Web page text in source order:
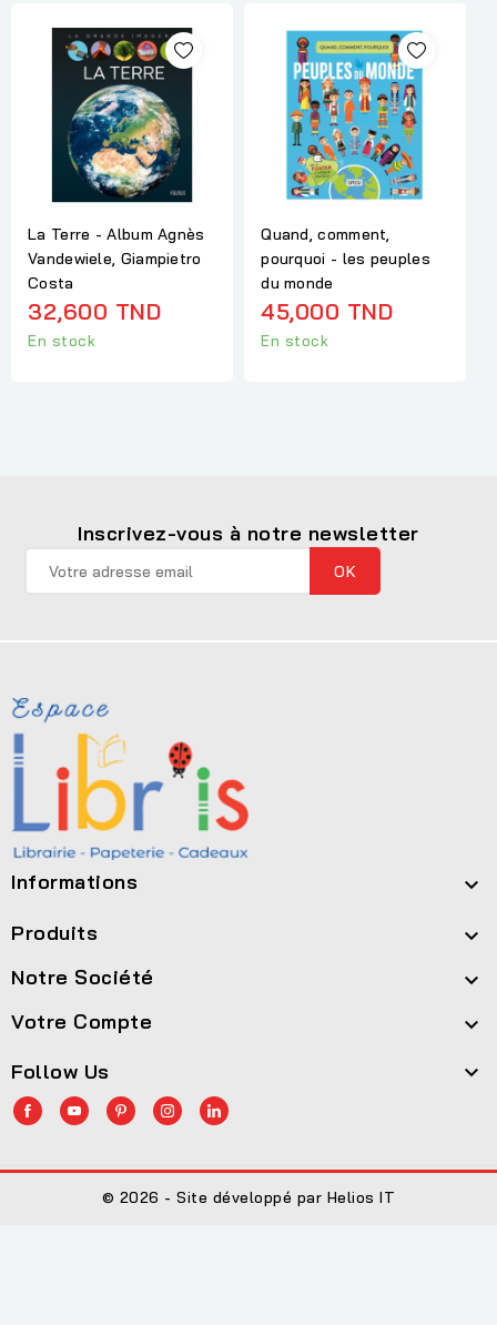
La Terre - Album Agnès
Vandewiele, Giampietro
Costa
32,600 TND
En stock
Quand, comment,
pourquoi - les peuples
du monde
45,000 TND
En stock
Inscrivez-vous à notre newsletter
Informations 
Produits 
Notre Société 
Votre Compte 
Follow Us 
© 2026 - Site développé par Helios IT